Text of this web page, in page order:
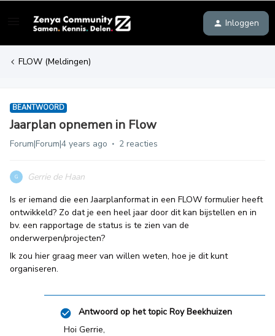
Inloggen
FLOW (Meldingen)
BEANTWOORD
Jaarplan opnemen in Flow
Forum|Forum|4 years ago 2 reacties
G
Gerrie de Haan
Is er iemand die een Jaarplanformat in een FLOW formulier heeft
ontwikkeld? Zo dat je een heel jaar door dit kan bijstellen en in
bv. een rapportage de status is te zien van de
onderwerpen/projecten?
Ik zou hier graag meer van willen weten, hoe je dit kunt
organiseren.
Antwoord op het topic Roy Beekhuizen
Hoi Gerrie,